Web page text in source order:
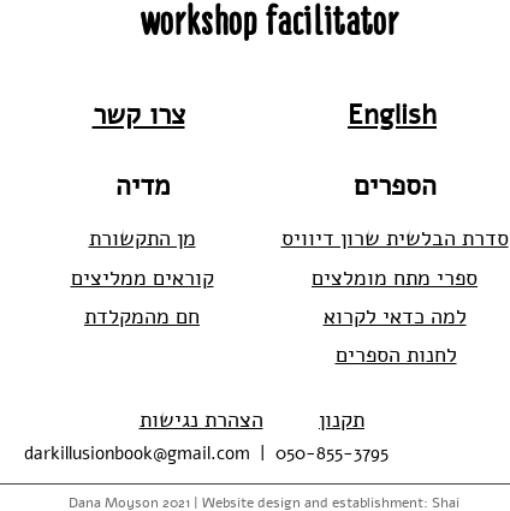
workshop facilitator
צרו קשר English
מדיה
הספרים
מן התקשורת
קוראים ממליצים
חם מהמקלדת
סדרת הבלשית שרון דיוויס
ספרי מתח מומלצים
למה כדאי לקרוא
לחנות הספרים
darkillusionbook@gmail.com 050-855-3795
תקנון הצהרת נגישות
Dana Moyson 2021 | Website design and establishment: Shai